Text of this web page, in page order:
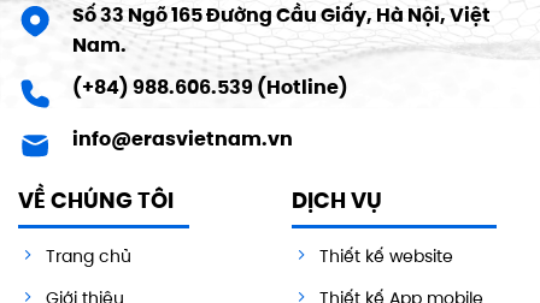
Số 33 Ngõ 165 Đường Cầu Giấy, Hà Nội, Việt
Nam.
(+84) 988.606.539 (Hotline)
info@erasvietnam.vn
VỀ CHÚNG TÔI
Trang chủ
DỊCH VỤ
Thiết kế website